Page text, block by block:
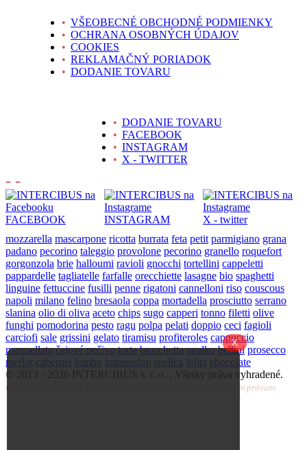
• VŠEOBECNÉ OBCHODNÉ PODMIENKY
• OCHRANA OSOBNÝCH ÚDAJOV
• COOKIES
• REKLAMAČNÝ PORIADOK
• DODANIE TOVARU
• DODANIE TOVARU
• FACEBOOK
• INSTAGRAM
• X - TWITTER
- -
FACEBOOK INSTAGRAM
X - twitter
mozzarella mascarpone ricotta burrata feta petit parmigiano grana
padano pecorino taleggio provolone pecorino granello roquefort
gorgonzola brie halloumi ravioli gnocchi tortellini cappeletti
pappardelle tagliatelle farfalle orecchiette lasagne bio spaghetti
linguine fettuccine fusilli penne rigatoni cannelloni riso couscous
napoli milano felino bresaola coppa mortadella prosciutto serrano
slanina olio di oliva aceto chips sugo capperi tonno filetti olive
funghi pomodorina pesto ragu polpa pelati doppio ceci fagioli
carciofi sale grissini gelato tiramisu profiteroles cappuccio
marmellata čajové pečivo torta bruschetta nealko bellini prosecco
merlot cabernet kimbo impression replica lolita chocolate
© 2013 -
2026 INTERCIBUS s. r. o. , Všetky práva vyhradené.
Obrázky produktov a iné mediálne súbory podliehajú autorským právam.
X